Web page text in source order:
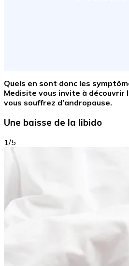
Quels en sont donc les
Medisite vous invite à découvrir
vous souffrez d’andropause.
Une baisse de la libido
1/5